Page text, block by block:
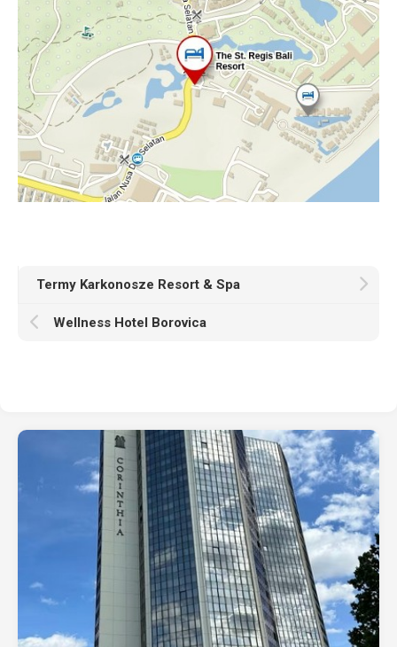
Termy Karkonosze Resort & Spa
Wellness Hotel Borovica